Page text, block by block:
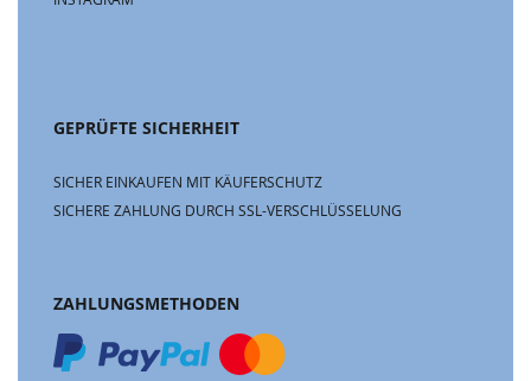
GEPRÜFTE SICHERHEIT
SICHER EINKAUFEN MIT KÄUFERSCHUTZ
SICHERE ZAHLUNG DURCH SSL-VERSCHLÜSSELUNG
ZAHLUNGSMETHODEN